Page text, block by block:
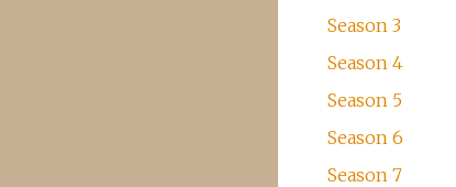
Season 3
Season 4
Season 5
Season 6
Season 7